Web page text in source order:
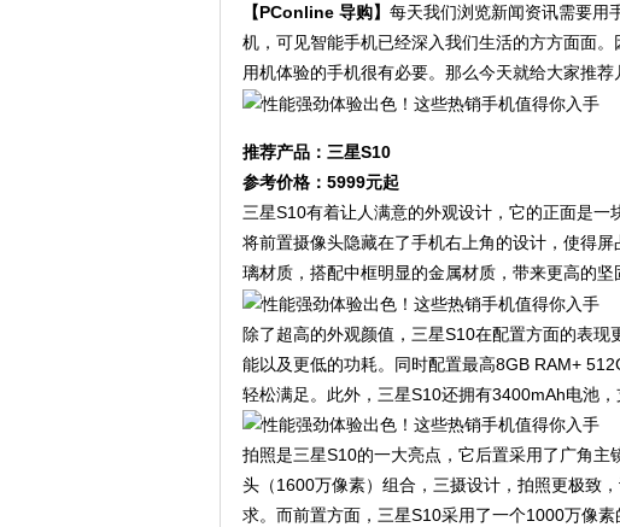
【PConline 导购】 每天我们浏览新闻资讯需要用
机，可见智能手机已经深入我们生活的方方面面
用机体验的手机很有必要。那么今天就给大家推
推荐产品：三星S10
参考价格：5999元起
三星S10有着让人满意的外观设计，它的正面是
将前置摄像头隐藏在了手机右上角的设计，使得
璃材质，搭配中框明显的金属材质，带来更高的坚
除了超高的外观颜值，三星S10在配置方面的表
能以及更低的功耗。同时配置最高8GB RAM+
轻松满足。此外，三星S10还拥有3400mAh电池
拍照是三星S10的一大亮点，它后置采用了广角
头（1600万像素）组合，三摄设计，拍照更极致
求。而前置方面，三星S10采用了一个1000万像